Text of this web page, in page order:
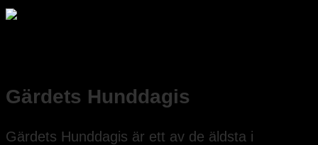
Gärdets Hunddagis
Gärdets Hunddagis är ett av de äldsta i